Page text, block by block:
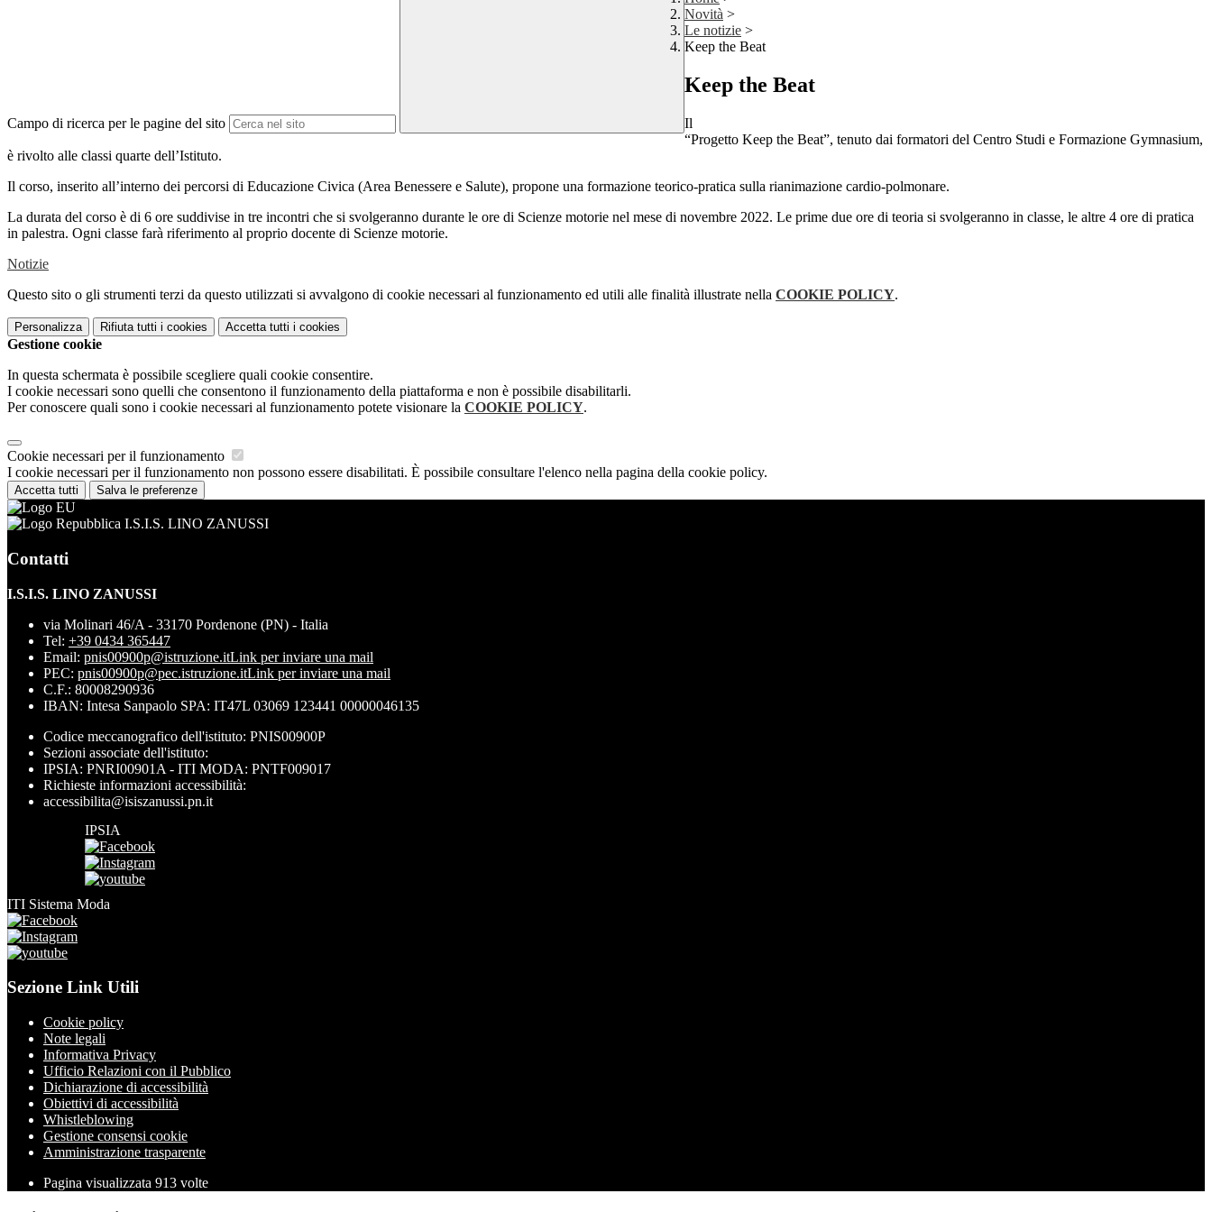
Campo di ricerca per le pagine del sito
Novità >
Le notizie >
Keep the Beat
Keep the Beat
Il
“Progetto Keep the Beat”, tenuto dai formatori del Centro Studi e Formazione Gymnasium,
è rivolto alle classi quarte dell’Istituto.
Il corso, inserito all’interno dei percorsi di Educazione Civica (Area Benessere e Salute), propone una formazione teorico-pratica sulla rianimazione cardio-polmonare.
La durata del corso è di 6 ore suddivise in tre incontri che si svolgeranno durante le ore di Scienze motorie nel mese di novembre 2022. Le prime due ore di teoria si svolgeranno in classe, le altre 4 ore di pratica
in palestra. Ogni classe farà riferimento al proprio docente di Scienze motorie.
Notizie
Questo sito o gli strumenti terzi da questo utilizzati si avvalgono di cookie necessari al funzionamento ed utili alle finalità illustrate nella COOKIE POLICY.
Personalizza Rifiuta tutti i cookies Accetta tutti i cookies
Gestione cookie
In questa schermata è possibile scegliere quali cookie consentire.
I cookie necessari sono quelli che consentono il funzionamento della piattaforma e non è possibile disabilitarli.
Per conoscere quali sono i cookie necessari al funzionamento potete visionare la COOKIE POLICY.
Cookie necessari per il funzionamento
I cookie necessari per il funzionamento non possono essere disabilitati. È possibile consultare l'elenco nella pagina della cookie policy.
Accetta tutti Salva le preferenze
I.S.I.S. LINO ZANUSSI
Contatti
I.S.I.S. LINO ZANUSSI
via Molinari 46/A - 33170 Pordenone (PN) - Italia
Tel: +39 0434 365447
Email: pnis00900p@istruzione.itLink per inviare una mail
PEC: pnis00900p@pec.istruzione.itLink per inviare una mail
C.F.: 80008290936
IBAN: Intesa Sanpaolo SPA: IT47L 03069 123441 00000046135
Codice meccanografico dell'istituto: PNIS00900P
Sezioni associate dell'istituto:
IPSIA: PNRI00901A - ITI MODA: PNTF009017
Richieste informazioni accessibilità:
accessibilita@isiszanussi.pn.it
IPSIA
ITI Sistema Moda
Sezione Link Utili
Cookie policy
Note legali
Informativa Privacy
Ufficio Relazioni con il Pubblico
Dichiarazione di accessibilità
Obiettivi di accessibilità
Whistleblowing
Gestione consensi cookie
Amministrazione trasparente
Pagina visualizzata 913 volte